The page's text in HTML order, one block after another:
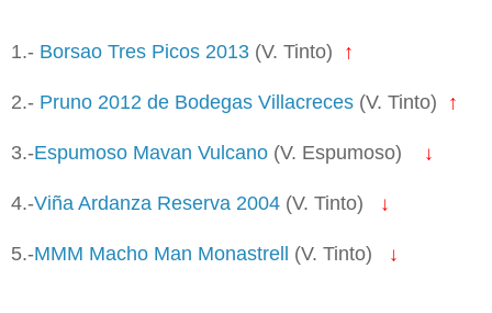
1.- Borsao Tres Picos 2013 (V. Tinto) ↑
2.- Pruno 2012 de Bodegas Villacreces (V. Tinto) ↑
3.-Espumoso Mavan Vulcano (V. Espumoso) ↓
4.-Viña Ardanza Reserva 2004 (V. Tinto) ↓
5.-MMM Macho Man Monastrell (V. Tinto) ↓